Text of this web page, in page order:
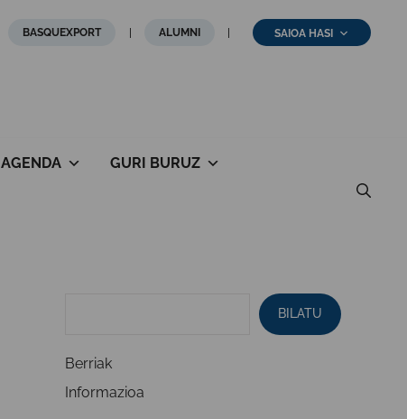
BASQUEXPORT ALUMNI SAIOA HASI
AGENDA GURI BURUZ
BILATU
Berriak
Informazioa